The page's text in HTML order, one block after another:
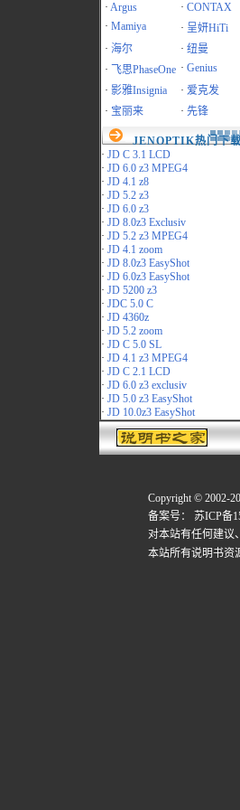
· Argus · CONTAX
· Mamiya · 呈妍HiTi
· 海尔 · 纽曼
·
飞思PhaseOne · Genius
· 影雅Insignia · 爱克发
· 宝丽来 · 先锋
JENOPTIK热门下
· JD C 3.1 LCD
· JD 6.0 z3 MPEG4
· JD 4.1 z8
· JD 5.2 z3
· JD 6.0 z3
· JD 8.0z3 Exclusiv
· JD 5.2 z3 MPEG4
· JD 4.1 zoom
· JD 8.0z3 EasyShot
· JD 6.0z3 EasyShot
· JD 5200 z3
· JDC 5.0 C
· JD 4360z
· JD 5.2 zoom
· JD C 5.0 SL
· JD 4.1 z3 MPEG4
· JD C 2.1 LCD
· JD 6.0 z3 exclusiv
· JD 5.0 z3 EasyShot
· JD 10.0z3 EasyShot
Copyright © 2002-
备案号：
苏ICP备
对本站有任何建议
本站所有说明书资